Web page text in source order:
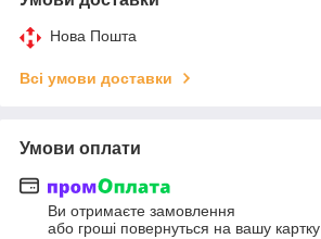
Нова Пошта
Всі умови доставки
Умови оплати
Ви отримаєте замовлення
або гроші повернуться на вашу картку